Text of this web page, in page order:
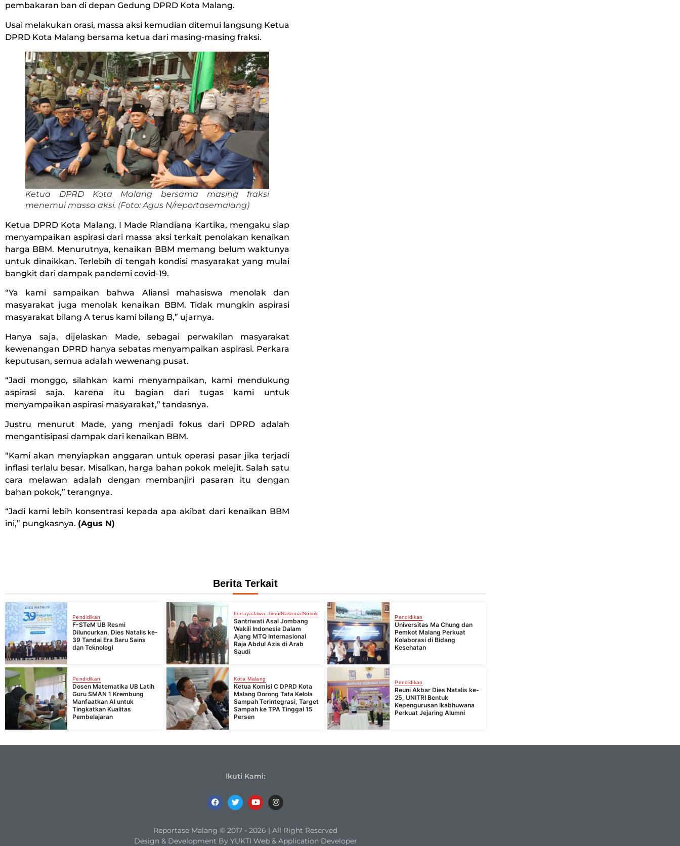
pembakaran ban di depan Gedung DPRD Kota Malang.
Usai melakukan orasi, massa aksi kemudian ditemui langsung Ketua
DPRD Kota Malang bersama ketua dari masing-masing fraksi.
Ketua DPRD Kota Malang bersama masing fraksi
menemui massa aksi. (Foto: Agus N/reportasemalang)
Ketua DPRD Kota Malang, I Made Riandiana Kartika, mengaku siap
menyampaikan aspirasi dari massa aksi terkait penolakan kenaikan
harga BBM. Menurutnya, kenaikan BBM memang belum waktunya
untuk dinaikkan. Terlebih di tengah kondisi masyarakat yang mulai
bangkit dari dampak pandemi covid-19.
“Ya kami sampaikan bahwa Aliansi mahasiswa menolak dan
masyarakat juga menolak kenaikan BBM. Tidak mungkin aspirasi
masyarakat bilang A terus kami bilang B,” ujarnya.
Hanya saja, dijelaskan Made, sebagai perwakilan masyarakat
kewenangan DPRD hanya sebatas menyampaikan aspirasi. Perkara
keputusan, semua adalah wewenang pusat.
“Jadi monggo, silahkan kami menyampaikan, kami mendukung
aspirasi saja. karena itu bagian dari tugas kami untuk
menyampaikan aspirasi masyarakat,” tandasnya.
Justru menurut Made, yang menjadi fokus dari DPRD adalah
mengantisipasi dampak dari kenaikan BBM.
“Kami akan menyiapkan anggaran untuk operasi pasar jika terjadi
inflasi terlalu besar. Misalkan, harga bahan pokok melejit. Salah satu
cara melawan adalah dengan membanjiri pasaran itu dengan
bahan pokok,” terangnya.
“Jadi kami lebih konsentrasi kepada apa akibat dari kenaikan BBM
ini,” pungkasnya. (Agus N)
Berita Terkait
Pendidikan
F-STeM UB Resmi
Diluncurkan, Dies Natalis ke-
39 Tandai Era Baru Sains
dan Teknologi
budayaJawa TimurNasionalSosok
Santriwati Asal Jombang
Wakili Indonesia Dalam
Ajang MTQ Internasional
Raja Abdul Azis di Arab
Saudi
Pendidikan
Universitas Ma Chung dan
Pemkot Malang Perkuat
Kolaborasi di Bidang
Kesehatan
Pendidikan
Dosen Matematika UB Latih
Guru SMAN 1 Krembung
Manfaatkan AI untuk
Tingkatkan Kualitas
Pembelajaran
Kota Malang
Ketua Komisi C DPRD Kota
Malang Dorong Tata Kelola
Sampah Terintegrasi, Target
Sampah ke TPA Tinggal 15
Persen
Pendidikan
Reuni Akbar Dies Natalis ke-
25, UNITRI Bentuk
Kepengurusan Ikabhuwana
Perkuat Jejaring Alumni
Ikuti Kami:
Reportase Malang © 2017 - 2026 | All Right Reserved
Design & Development By YUKTI Web & Application Developer